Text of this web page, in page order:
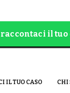
IL TUO CASO CHI